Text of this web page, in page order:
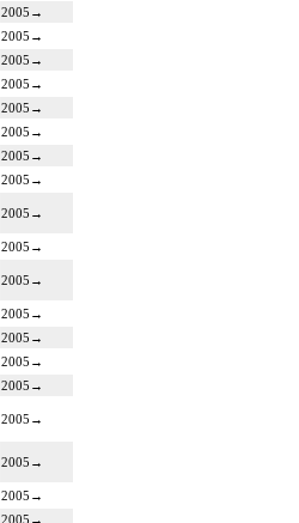
2005 →
2005 →
2005 →
2005 →
2005 →
2005 →
2005 →
2005 →
2005 →
2005 →
2005 →
2005 →
2005 →
2005 →
2005 →
2005 →
2005 →
2005 →
2005 →